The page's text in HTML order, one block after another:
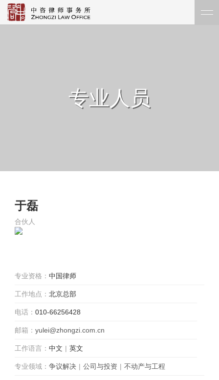
专业人员
于磊
合伙人
专业资格： 中国律师
工作地点： 北京总部
电话： 010-66256428
邮箱： yulei@zhongzi.com.cn
工作语言： 中文 | 英文
专业领域： 争议解决 | 公司与投资 | 不动产与工程